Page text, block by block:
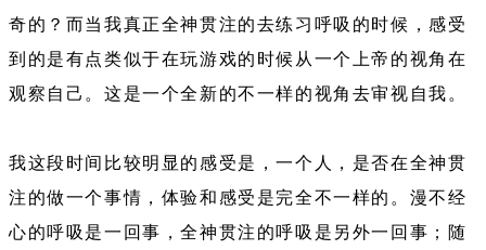
奇的？而当我真正全神贯注的去练习呼吸的时候，感受
到的是有点类似于在玩游戏的时候从一个上帝的视角在
观察自己。这是一个全新的不一样的视角去审视自我。
我这段时间比较明显的感受是，一个人，是否在全神贯
注的做一个事情，体验和感受是完全不一样的。漫不经
心的呼吸是一回事，全神贯注的呼吸是另外一回事；随